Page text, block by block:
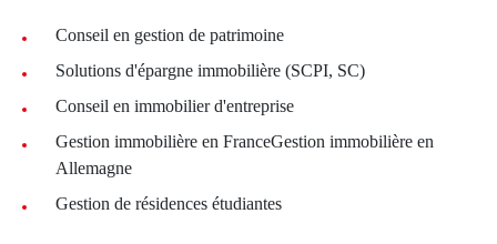
Conseil en gestion de patrimoine
Solutions d'épargne immobilière (SCPI, SC)
Conseil en immobilier d'entreprise
Gestion immobilière en FranceGestion immobilière en
Allemagne
Gestion de résidences étudiantes